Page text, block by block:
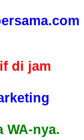
di jam
WA-nya.